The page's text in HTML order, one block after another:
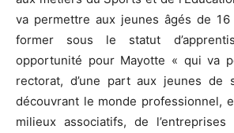
va permettre aux jeunes âgés de
former sous le statut
opportunité pour Mayotte « qui va
rectorat, d’une part aux jeunes de
découvrant le monde professionnel,
milieux associatifs, de